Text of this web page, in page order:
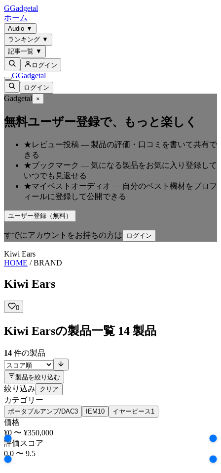
GGadgetal
ホーム
Audio ▼
ランキング ▼
記事一覧 ▼
ログイン
GGadgetal
ログイン
Gadgetal ×
無料ユーザー登録で、もっと楽しく
★レビュー投稿 — 製品の評価・口コミを書いて共有で
きる
★ブックマーク — 気になる製品をお気に入り登録して
いつでも見返せる
★マイベストオーディオ — 自分のベスト機材をプロフ
ィールに登録して公開できる
ユーザー登録（無料）
すでにアカウントをお持ちの方は ログイン
Kiwi Ears
HOME / BRAND
Kiwi Ears
0
Kiwi Earsの製品一覧 14 製品
14 件の製品
製品を絞り込む
絞り込み クリア
カテゴリー
ポータブルアンプ/DAC3 IEM 10 イヤーピース1
価格
¥0 〜 ¥350,000
評価スコア
0.0 〜 9.5